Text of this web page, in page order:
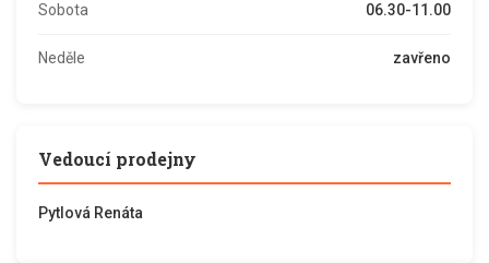
Sobota 06.30-11.00
Neděle zavřeno
Vedoucí prodejny
Pytlová Renáta